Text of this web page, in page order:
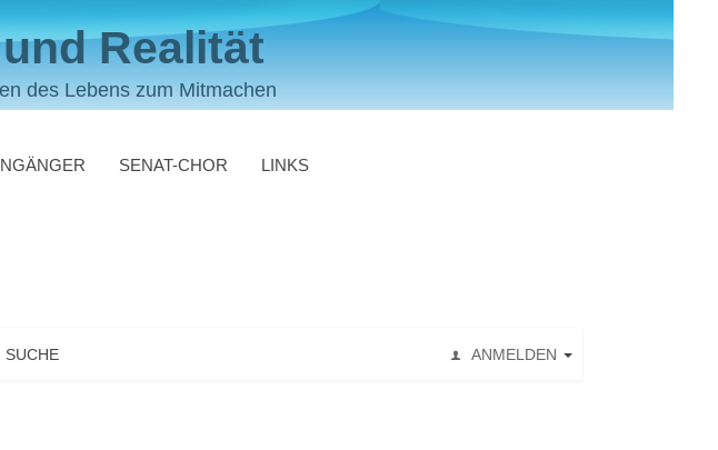
Realität
des Lebens zum Mitmachen
SENAT-CHOR LINKS
SUCHE ANMELDEN